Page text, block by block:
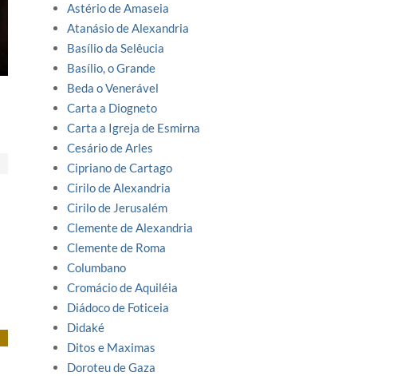
Astério de Amaseia
Atanásio de Alexandria
Basílio da Selêucia
Basílio, o Grande
Beda o Venerável
Carta a Diogneto
Carta a Igreja de Esmirna
Cesário de Arles
Cipriano de Cartago
Cirilo de Alexandria
Cirilo de Jerusalém
Clemente de Alexandria
Clemente de Roma
Columbano
Cromácio de Aquiléia
Diádoco de Foticeia
Didaké
Ditos e Maximas
Doroteu de Gaza